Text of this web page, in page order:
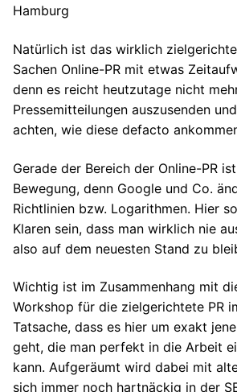
Hamburg
Natürlich ist das wirklich
Sachen Online-PR mit etwas
denn es reicht heutzutage nicht
Pressemitteilungen auszusenden
achten, wie diese defacto
Gerade der Bereich der Online-PR
Bewegung, denn Google und Co.
Richtlinien bzw. Logarithmen. Hier
Klaren sein, dass man wirklich nie
also auf dem neuesten Stand zu
Wichtig ist im Zusammenhang mit
Workshop für die zielgerichtete PR
Tatsache, dass es hier um exakt
geht, die man perfekt in die Arbeit
kann. Aufgeräumt wird dabei mit
sich immer noch hartnäckig in der